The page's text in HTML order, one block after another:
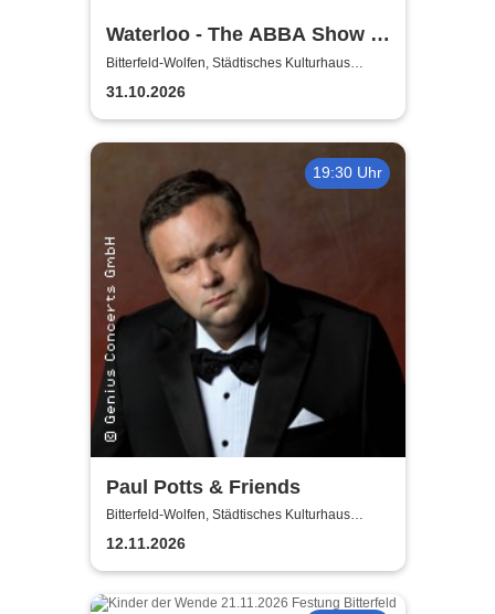
Waterloo - The ABBA Show -
A Tribute to ABBA with 4
Swedes
Bitterfeld-Wolfen, Städtisches Kulturhaus
Bitterfeld-Wolfen
31.10.2026
19:30 Uhr
Paul Potts & Friends
Bitterfeld-Wolfen, Städtisches Kulturhaus
Bitterfeld-Wolfen
12.11.2026